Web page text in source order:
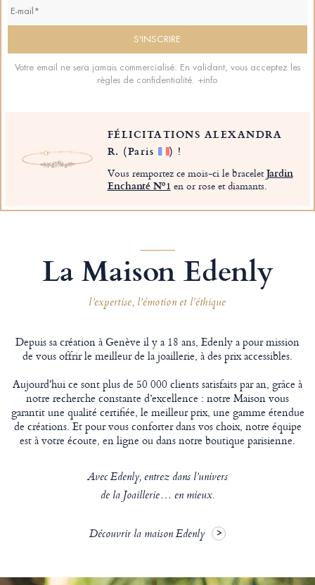
Votre email ne sera jamais commercialisé. En validant, vous acceptez les
règles de confidentialité. +info
FÉLICITATIONS ALEXANDRA
R. (Paris ) !
Vous remportez ce mois-ci le braceletJardin
Enchanté Nº1 en or rose et diamants.
La Maison Edenly
l’expertise, l’émotion et l’éthique
Depuis sa création à Genève il y a 18 ans, Edenly a pour mission
de vous offrir le meilleur de la joaillerie, à des prix accessibles.
Aujourd'hui ce sont plus de 50 000 clients satisfaits par an, grâce à
notre recherche constante d’excellence : notre Maison vous
garantit une qualité certifiée, le meilleur prix, une gamme étendue
de créations. Et pour vous conforter dans vos choix, notre équipe
est à votre écoute, en ligne ou dans notre boutique parisienne.
Avec Edenly, entrez dans l’univers
de la Joaillerie… en mieux.
Découvrir la maison Edenly